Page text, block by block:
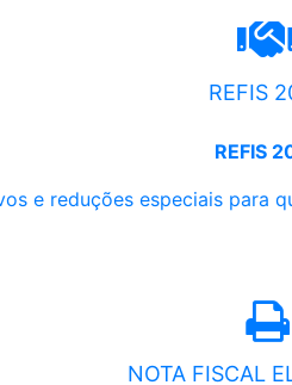
REFIS
REFIS
e reduções especiais para
NOTA FISCAL